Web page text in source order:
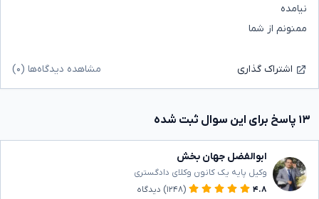
نیامده
ممنونم از شما
اشتراک گذاری مشاهده دیدگاه‌ها (۰)
۱۳ پاسخ برای این سوال ثبت شده
ابوالفضل جهان بخش
وکیل پایه یک کانون وکلای دادگستری
۴.۸
(۱۲۴۸) دیدگاه